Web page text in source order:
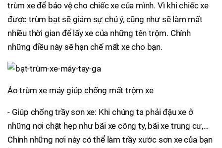
trùm xe để bảo vệ cho chiếc xe của mình. Vì khi chiếc xe
được trùm bạt sẽ giảm sự chú ý, cũng như sẽ làm mất
nhiều thời gian để lấy xe của những tên trộm. Chính
những điều này sẽ hạn chế mất xe cho bạn.
Áo trùm xe máy giúp chống mất trộm xe
- Giúp chống trầy sơn xe: Khi chúng ta phải đậu xe ở
những nơi chật hẹp như bãi xe công ty, bãi xe trung cư,…
Chính những nơi này có thể làm trầy xước sơn xe của bạn